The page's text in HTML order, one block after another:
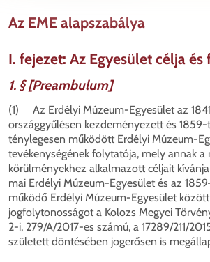
Az EME alapszabálya
I. fejezet: Az Egyesület célja és
1. § [Preambulum]
(1) Az Erdélyi Múzeum-Egyesület az
országgyűlésen kezdeményezett és
ténylegesen működött Erdélyi Múzeum-
tevékenységének folytatója, mely annak
körülményekhez alkalmazott céljait
mai Erdélyi Múzeum-Egyesület és az
működő Erdélyi Múzeum-Egyesület
jogfolytonosságot a Kolozs Megyei
2-i, 279/A/2017-es számú, a 17289/211/
született döntésében jogerősen is